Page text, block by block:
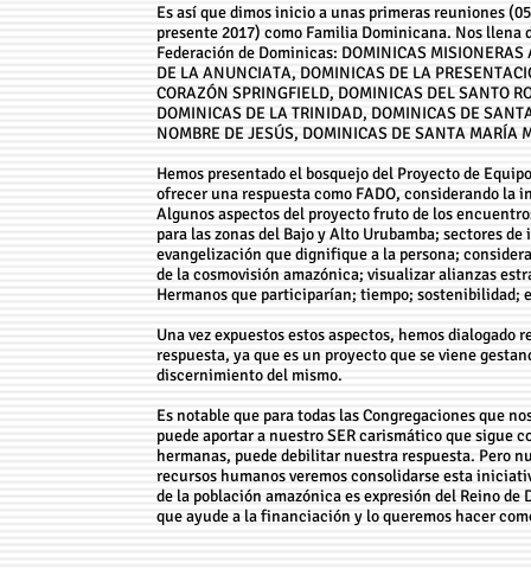
Es así que dimos inicio a unas primeras reuniones
presente 2017) como Familia Dominicana. Nos
Federación de Dominicas: DOMINICAS MISIONERAS
DE LA ANUNCIATA, DOMINICAS DE LA
CORAZÓN SPRINGFIELD, DOMINICAS DEL SANTO
DOMINICAS DE LA TRINIDAD, DOMINICAS DE
NOMBRE DE JESÚS, DOMINICAS DE SANTA
Hemos presentado el bosquejo del Proyecto de
ofrecer una respuesta como FADO, considerando la
Algunos aspectos del proyecto fruto de los
para las zonas del Bajo y Alto Urubamba; sectores
evangelización que dignifique a la persona;
de la cosmovisión amazónica; visualizar alianzas
Hermanos que participarían; tiempo; sostenibilidad;
Una vez expuestos estos aspectos, hemos
respuesta, ya que es un proyecto que se viene
discernimiento del mismo.
Es notable que para todas las Congregaciones que
puede aportar a nuestro SER carismático que sigue
hermanas, puede debilitar nuestra respuesta. Pero
recursos humanos veremos consolidarse esta
de la población amazónica es expresión del Reino
que ayude a la financiación y lo queremos hacer